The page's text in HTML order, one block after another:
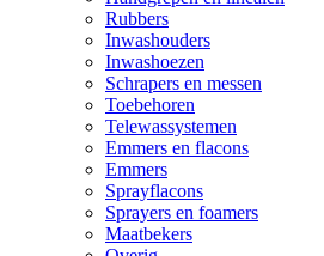
Rubbers
Inwashouders
Inwashoezen
Schrapers en messen
Toebehoren
Telewassystemen
Emmers en flacons
Emmers
Sprayflacons
Sprayers en foamers
Maatbekers